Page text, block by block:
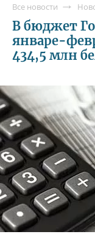
Все новости
В бюджет
январе-
434,5 млн